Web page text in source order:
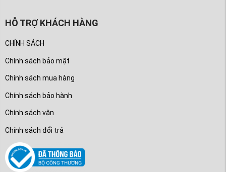
HỖ TRỢ KHÁCH HÀNG
CHÍNH SÁCH
Chính sách bảo mật
Chính sách mua hàng
Chính sách bảo hành
Chính sách vận
Chính sách đổi trả